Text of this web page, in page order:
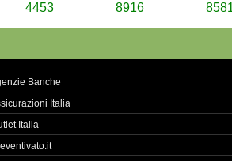
4453 8916
Banche
Italia
Italia